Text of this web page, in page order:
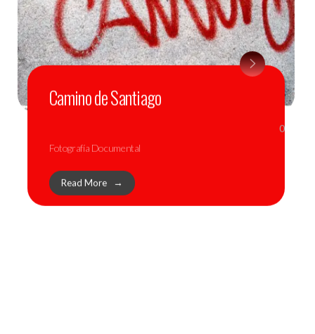
Camino de Santiago
0
Fotografía Documental
Read More